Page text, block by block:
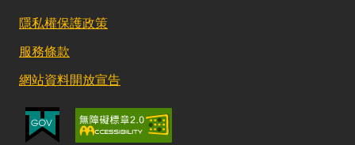
隱私權保護政策
服務條款
網站資料開放宣告